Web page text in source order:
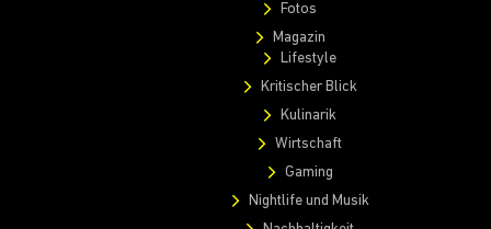
Fotos
Magazin
Lifestyle
Kritischer Blick
Kulinarik
Wirtschaft
Gaming
Nightlife und Musik